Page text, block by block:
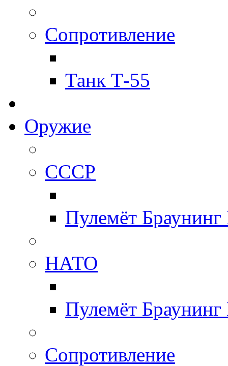
Сопротивление
Танк Т-55
Оружие
СССР
Пулемёт
НАТО
Пулемёт
Сопротивление